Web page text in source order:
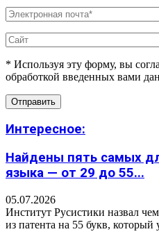
* Используя эту форму, вы
обработкой введенных вами
Интересное:
Найдены пять самых
языка — от 29 до 55...
05.07.2026
Институт Русистики назвал
из патента на 55 букв, который